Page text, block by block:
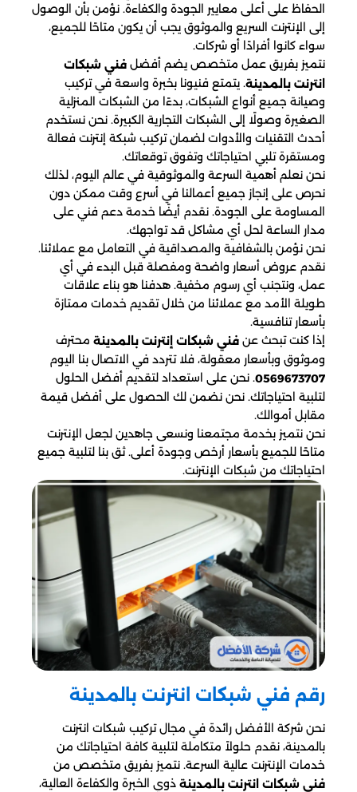
الحفاظ على أعلى معايير الجودة والكفاءة. نؤمن بأن الوصول
إلى الإنترنت السريع والموثوق يجب أن يكون متاحًا للجميع،
سواء كانوا أفرادًا أو شركات.
نتميز بفريق عمل متخصص يضم أفضل فني شبكات
انترنت بالمدينة. يتمتع فنيونا بخبرة واسعة في تركيب
وصيانة جميع أنواع الشبكات، بدءًا من الشبكات المنزلية
الصغيرة وصولًا إلى الشبكات التجارية الكبيرة. نحن نستخدم
أحدث التقنيات والأدوات لضمان تركيب شبكة إنترنت فعالة
ومستقرة تلبي احتياجاتك وتفوق توقعاتك.
نحن نعلم أهمية السرعة والموثوقية في عالم اليوم، لذلك
نحرص على إنجاز جميع أعمالنا في أسرع وقت ممكن دون
المساومة على الجودة. نقدم أيضًا خدمة دعم فني على
مدار الساعة لحل أي مشاكل قد تواجهك.
نحن نؤمن بالشفافية والمصداقية في التعامل مع عملائنا.
نقدم عروض أسعار واضحة ومفصلة قبل البدء في أي
عمل، ونتجنب أي رسوم مخفية. هدفنا هو بناء علاقات
طويلة الأمد مع عملائنا من خلال تقديم خدمات ممتازة
بأسعار تنافسية.
إذا كنت تبحث عن فني شبكات إنترنت بالمدينة محترف
وموثوق وبأسعار معقولة، فلا تتردد في الاتصال بنا اليوم
0569673707. نحن على استعداد لتقديم أفضل الحلول
لتلبية احتياجاتك. نحن نضمن لك الحصول على أفضل قيمة
مقابل أموالك.
نحن نتميز بخدمة مجتمعنا ونسعى جاهدين لجعل الإنترنت
متاحًا للجميع بأسعار أرخص وجودة أعلى. ثق بنا لتلبية جميع
احتياجاتك من شبكات الإنترنت.
رقم فني شبكات انترنت بالمدينة
نحن شركة الأفضل رائدة في مجال تركيب شبكات انترنت
بالمدينة، نقدم حلولاً متكاملة لتلبية كافة احتياجاتك من
خدمات الإنترنت عالية السرعة. نتميز بفريق متخصص من
فني شبكات انترنت بالمدينة ذوي الخبرة والكفاءة العالية،